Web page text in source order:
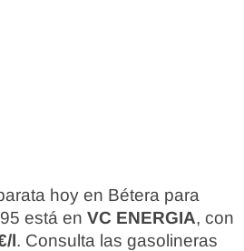
hoy en Bétera para
está en VC ENERGIA, con
l. Consulta las gasolineras